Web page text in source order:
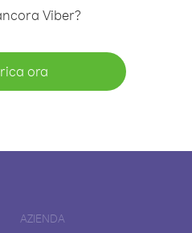
Viber?
ora
AZIENDA